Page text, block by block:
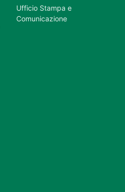
Ufficio Stampa e
Comunicazione